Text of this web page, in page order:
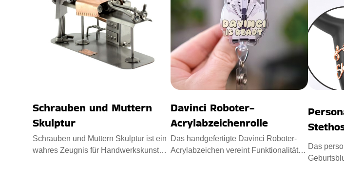
Schrauben und Muttern
Skulptur
Schrauben und Muttern Skulptur ist ein
wahres Zeugnis für Handwerkskunst
Davinci Roboter-
Acrylabzeichenrolle
Das handgefertigte Davinci Roboter-
Acrylabzeichen vereint Funktionalität
Das